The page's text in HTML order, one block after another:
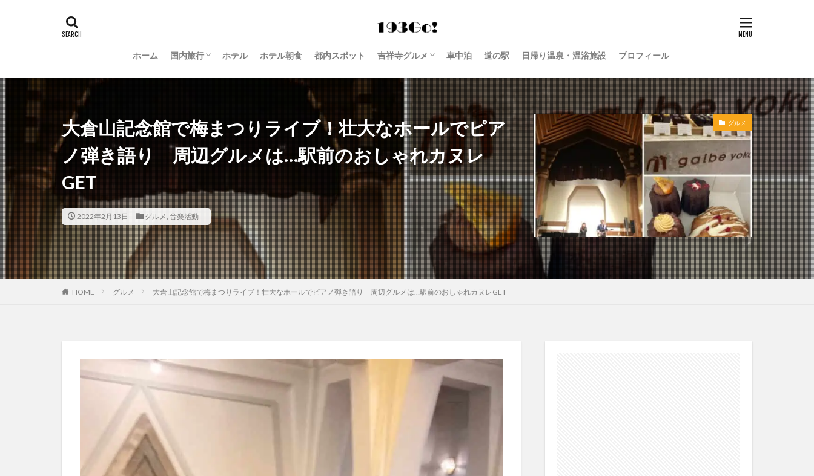
ホーム 国内旅行
羽田空港グルメ
大阪
京都
沖縄
新潟
長野
茨城
富山
金沢
山梨
ホテル ホテル朝食 都内スポット 吉祥寺グルメ
西荻窪 グルメ
車中泊 道の駅 日帰り温泉・温浴施設 プロフィール
大倉山記念館で梅まつりライブ！壮大なホールでピア
ノ弾き語り 周辺グルメは…駅前のおしゃれカヌレ
GET
2022年2月13日 グルメ, 音楽活動
グルメ
HOME グルメ 大倉山記念館で梅まつりライブ！壮大なホールでピアノ弾き語り 周辺グルメは…駅前のおしゃれカヌレGET